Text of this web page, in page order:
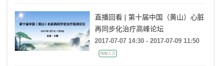
直播回看 | 第十届中国（黄山）心脏
再同步化治疗高峰论坛
2017-07-07 14:30 - 2017-07-09 11:50
7636人次